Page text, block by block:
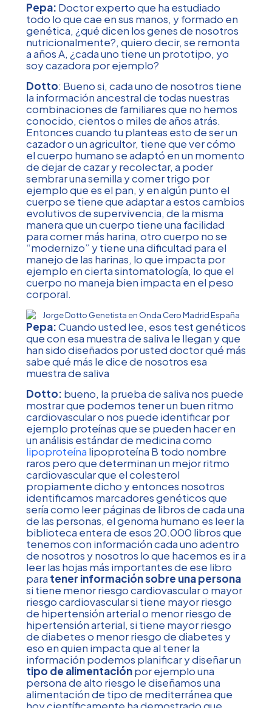
Pepa: Doctor experto que ha estudiado
todo lo que cae en sus manos, y formado en
genética, ¿qué dicen los genes de nosotros
nutricionalmente?, quiero decir, se remonta
a años A, ¿cada uno tiene un prototipo, yo
soy cazadora por ejemplo?
Dotto: Bueno si, cada uno de nosotros tiene
la información ancestral de todas nuestras
combinaciones de familiares que no hemos
conocido, cientos o miles de años atrás.
Entonces cuando tu planteas esto de ser un
cazador o un agricultor, tiene que ver cómo
el cuerpo humano se adaptó en un momento
de dejar de cazar y recolectar, a poder
sembrar una semilla y comer trigo por
ejemplo que es el pan, y en algún punto el
cuerpo se tiene que adaptar a estos cambios
evolutivos de supervivencia, de la misma
manera que un cuerpo tiene una facilidad
para comer más harina, otro cuerpo no se
“modernizo” y tiene una dificultad para el
manejo de las harinas, lo que impacta por
ejemplo en cierta sintomatología, lo que el
cuerpo no maneja bien impacta en el peso
corporal.
Pepa:Cuando usted lee, esos test genéticos
que con esa muestra de saliva le llegan y que
han sido diseñados por usted doctor qué más
sabe qué más le dice de nosotros esa
muestra de saliva
Dotto: bueno, la prueba de saliva nos puede
mostrar que podemos tener un buen ritmo
cardiovascular o nos puede identificar por
ejemplo proteínas que se pueden hacer en
un análisis estándar de medicina como
lipoproteína lipoproteína B todo nombre
raros pero que determinan un mejor ritmo
cardiovascular que el colesterol
propiamente dicho y entonces nosotros
identificamos marcadores genéticos que
sería como leer páginas de libros de cada una
de las personas, el genoma humano es leer la
biblioteca entera de esos 20.000 libros que
tenemos con información cada uno adentro
de nosotros y nosotros lo que hacemos es ir a
leer las hojas más importantes de ese libro
para tener información sobre una persona
si tiene menor riesgo cardiovascular o mayor
riesgo cardiovascular si tiene mayor riesgo
de hipertensión arterial o menor riesgo de
hipertensión arterial, si tiene mayor riesgo
de diabetes o menor riesgo de diabetes y
eso en quien impacta que al tener la
información podemos planificar y diseñar un
tipo de alimentaciónpor ejemplo una
persona de alto riesgo le diseñamos una
alimentación de tipo de mediterránea que